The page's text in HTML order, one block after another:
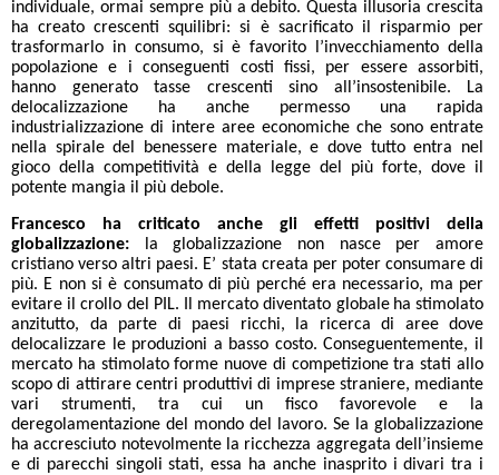
individuale, ormai sempre più a debito. Questa illusoria crescita
ha creato crescenti squilibri: si è sacrificato il risparmio per
trasformarlo in consumo, si è favorito l’invecchiamento della
popolazione e i conseguenti costi fissi, per essere assorbiti,
hanno generato tasse crescenti sino all’insostenibile. La
delocalizzazione ha anche permesso una rapida
industrializzazione di intere aree economiche che sono entrate
nella spirale del benessere materiale, e dove tutto entra nel
gioco della competitività e della legge del più forte, dove il
potente mangia il più debole.
Francesco ha criticato anche gli effetti positivi della
globalizzazione:
la globalizzazione non nasce per amore
cristiano verso altri paesi. E’ stata creata per poter consumare di
più. E non si è consumato di più perché era necessario, ma per
evitare il crollo del PIL.
Il mercato diventato globale ha stimolato
anzitutto, da parte di paesi ricchi, la ricerca di aree dove
delocalizzare le produzioni a basso costo. Conseguentemente, il
mercato ha stimolato forme nuove di competizione tra stati allo
scopo di attirare centri produttivi di imprese straniere, mediante
vari strumenti, tra cui un fisco favorevole e la
deregolamentazione del mondo del lavoro. Se la globalizzazione
ha accresciuto notevolmente la ricchezza aggregata dell’insieme
e di parecchi singoli stati, essa ha anche inasprito i divari tra i